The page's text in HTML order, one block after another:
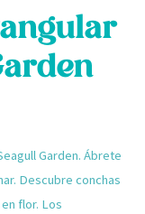
Garden. Ábrete
Descubre conchas
flor. Los